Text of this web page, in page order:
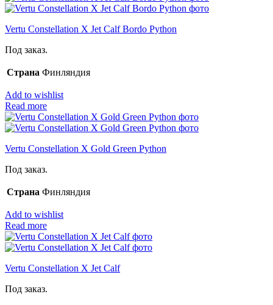
Vertu Constellation X Jet Calf Bordo Python
Под заказ.
Страна Финляндия
Add to wishlist
Read more
Vertu Constellation X Gold Green Python
Под заказ.
Страна Финляндия
Add to wishlist
Read more
Vertu Constellation X Jet Calf
Под заказ.